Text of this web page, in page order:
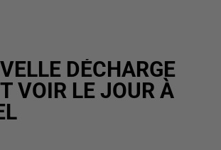
DÉCHARGE
VOIR LE JOUR À